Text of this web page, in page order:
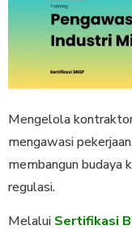
Mengelola
mengawasi
membangun budaya
regulasi.
Melalui Sertifikasi